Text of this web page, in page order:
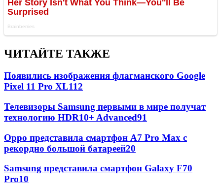
ЧИТАЙТЕ ТАКЖЕ
Появились изображения флагманского Google
Pixel 11 Pro XL112
Телевизоры Samsung первыми в мире получат
технологию HDR10+ Advanced91
Oppo представила смартфон A7 Pro Max с
рекордно большой батареей20
Samsung представила смартфон Galaxy F70
Pro10